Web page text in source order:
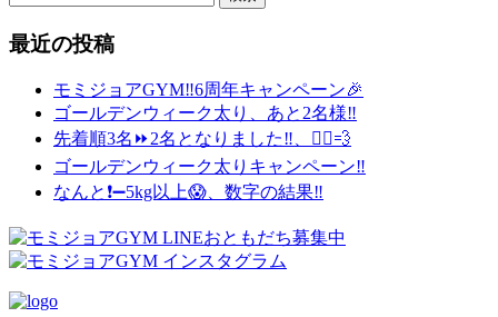
最近の投稿
モミジョアGYM‼️6周年キャンペーン🎉
ゴールデンウィーク太り、あと2名様‼️
先着順3名⏩2名となりました‼️、🏃‍♂️💨
ゴールデンウィーク太りキャンペーン‼️
なんと❗️➖5kg以上😱、数字の結果‼️